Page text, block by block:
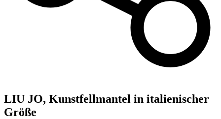
LIU JO, Kunstfellmantel in italienischer
Größe